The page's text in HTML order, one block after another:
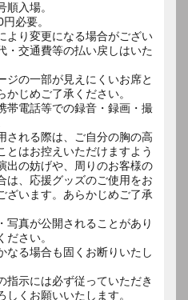
入場。
必要。
より変更になる場合がござい
・交通費等の払い戻しはいた
の一部が見えにくいお席と
じめご了承ください。
帯電話等での録音・録画・撮
れる際は、ご自分の胸の高
とはお控えいただけますよう
出の妨げや、周りのお客様の
は、応援グッズのご使用をお
ざいます。あらかじめご了承
真が公開されることがあり
ださい。
る場合も固くお断りいたし
示には必ず従っていただき
しくお願いいたします。